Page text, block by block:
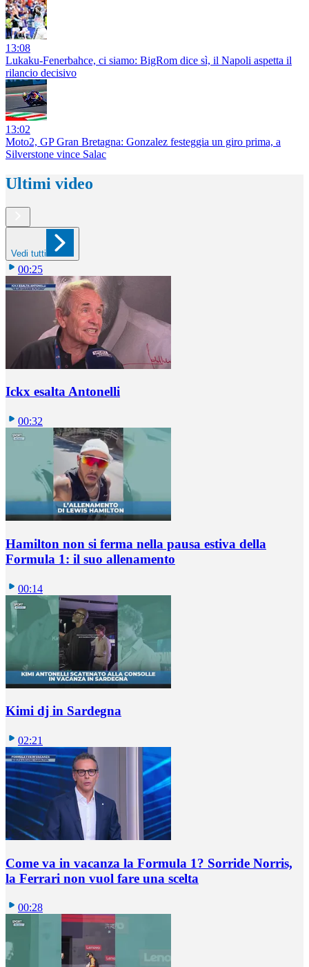
13:08
Lukaku-Fenerbahce, ci siamo: BigRom dice sì, il Napoli aspetta il
rilancio decisivo
13:02
Moto2, GP Gran Bretagna: Gonzalez festeggia un giro prima, a
Silverstone vince Salac
Ultimi video
Vedi tutti
00:25
Ickx esalta Antonelli
00:32
Hamilton non si ferma nella pausa estiva della
Formula 1: il suo allenamento
00:14
Kimi dj in Sardegna
02:21
Come va in vacanza la Formula 1? Sorride Norris,
la Ferrari non vuol fare una scelta
00:28